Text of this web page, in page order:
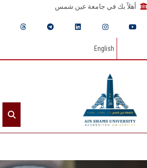
أهلاً بك في جامعة عين شمس
English